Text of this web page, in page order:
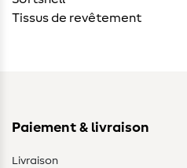
Tissus de revêtement
Paiement & livraison
Livraison